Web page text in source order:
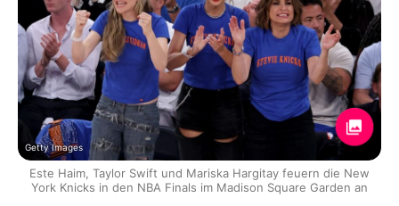
Getty Images
Este Haim, Taylor Swift und Mariska Hargitay feuern die New
York Knicks in den NBA Finals im Madison Square Garden an